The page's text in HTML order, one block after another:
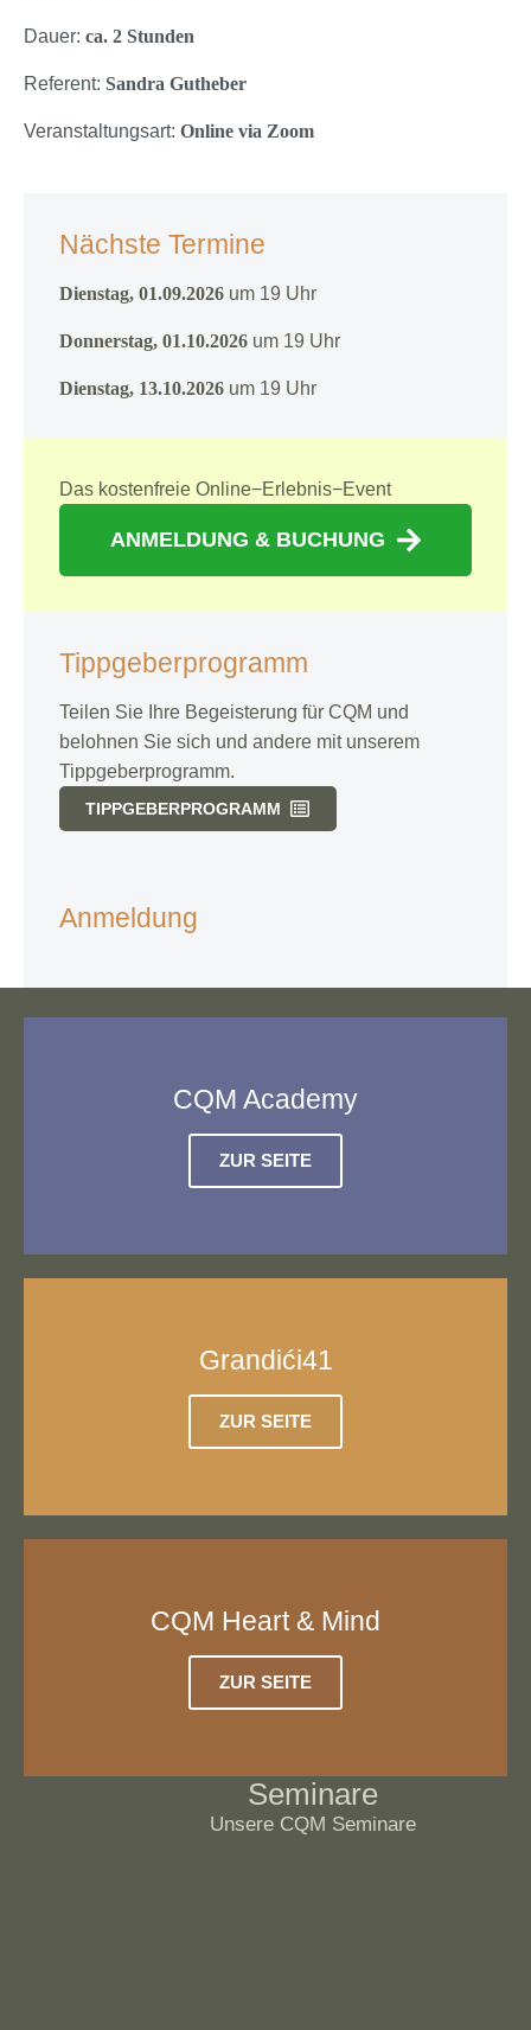
Dauer: ca. 2 Stunden
Referent: Sandra Gutheber
Veranstaltungsart: Online via Zoom
Nächste Termine
Dienstag, 01.09.2026 um 19 Uhr
Donnerstag, 01.10.2026 um 19 Uhr
Dienstag, 13.10.2026 um 19 Uhr
Das kostenfreie Online−Erlebnis−Event
ANMELDUNG & BUCHUNG
Tippgeberprogramm
Teilen Sie Ihre Begeisterung für CQM und
belohnen Sie sich und andere mit unserem
Tippgeberprogramm.
TIPPGEBERPROGRAMM
Anmeldung
CQM Academy
ZUR SEITE
Grandići41
ZUR SEITE
CQM Heart & Mind
ZUR SEITE
Seminare
Unsere CQM Seminare